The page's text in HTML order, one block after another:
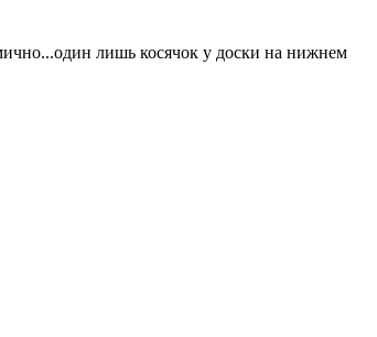
лишь косячок у доски на нижнем